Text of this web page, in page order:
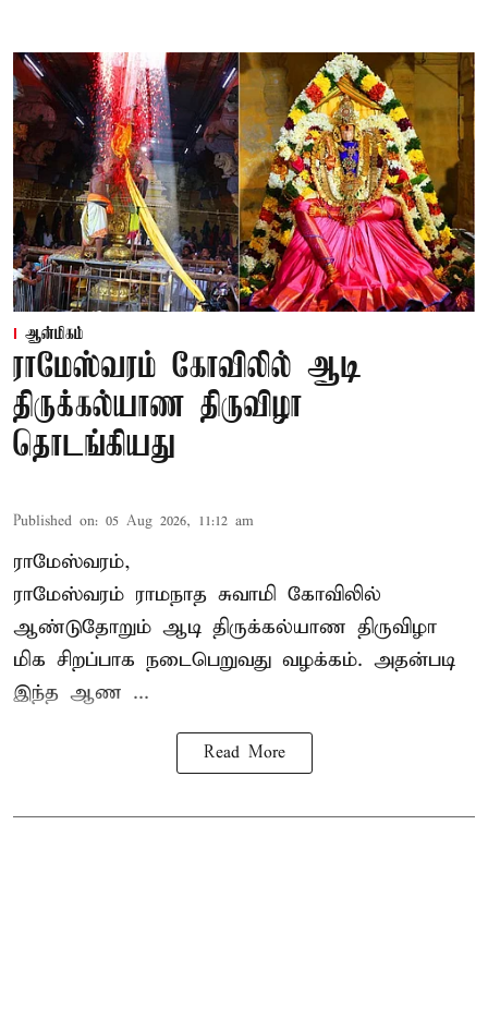
ஆன்மிகம்
ராமேஸ்வரம் கோவிலில் ஆடி
திருக்கல்யாண திருவிழா
தொடங்கியது
Published on: 05 Aug 2026, 11:12 am
ராமேஸ்வரம்,
ராமேஸ்வரம் ராமநாத சுவாமி கோவிலில்
ஆண்டுதோறும் ஆடி திருக்கல்யாண திருவிழா
மிக சிறப்பாக நடைபெறுவது வழக்கம். அதன்படி
இந்த ஆண ...
Read More